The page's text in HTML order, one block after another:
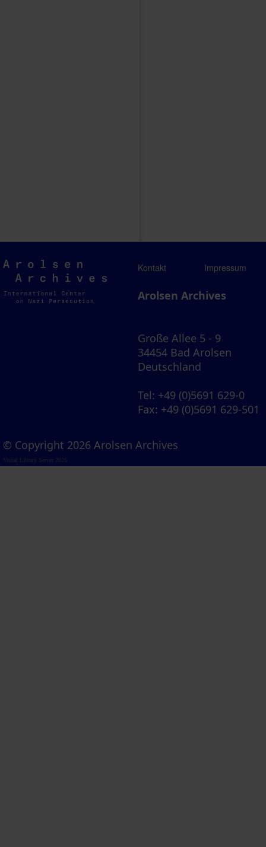
Arolsen
Archives
Kontakt Impressum
Arolsen Archives
Große Allee 5 - 9
34454 Bad Arolsen
Deutschland
Tel: +49 (0)5691 629-0
Fax: +49 (0)5691 629-501
© Copyright 2026 Arolsen Archives
Visual Library Server 2026